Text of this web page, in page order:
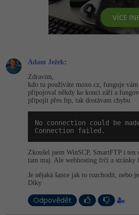
HTML5, CSS3, Bootstrap,
Testování a verzování
UML a návrhové vzory
React
Spring
ASP.NET MVC
Django
Best practices
PHP
Python
HTML / CSS
UML a návrhové vzory
MySQL/MariaDB
MS-SQL
Vývojář mobilních aplikací
Specialista na AI a bigdata
Webdesigner
Tester
Systémový administrátor
Grafik / UX/UI návrhář
Python -80%
JavaScript -80%
C++
Swift -80%
Kotlin -80%
-80%
VB.NET
SQL
Digitální gramotnost
Marketing -30%
SEO
UX
Business
Kryptoměny -25%
Copywriting
MS Office
Photoshop -80%
Adobe Illustrator -80%
Adobe Lightroom
Adobe XD
Adobe InDesign -25%
Adobe After Effects
Blender -80%
Inkscape
Fotografování -80%
VÍCE
Adam Ježek:
Zdravim,
kdo tu používáte moxo.cz, funguje
připojoval někdy ke konci září a
připojit přes ftp, tak dostávam chybu
No connection could be
Connection failed.
Zkoušel jsem WinSCP, SmartFTP i
tam maj. Ale webhosting frčí a stránky
Je nějaká šance jak to rozchodit, nebo
Díky
Odpovědět